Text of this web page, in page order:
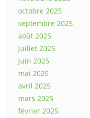
octobre 2025
septembre 2025
août 2025
juillet 2025
juin 2025
mai 2025
avril 2025
mars 2025
février 2025